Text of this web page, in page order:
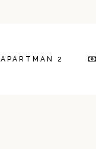
APARTMAN 2